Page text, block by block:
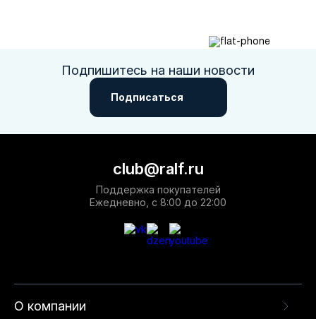
Подпишитесь на наши новости
Подписаться
О компании
club@ralf.ru
Поддержка покупателей
Ежедневно, с 8:00 до 22:00